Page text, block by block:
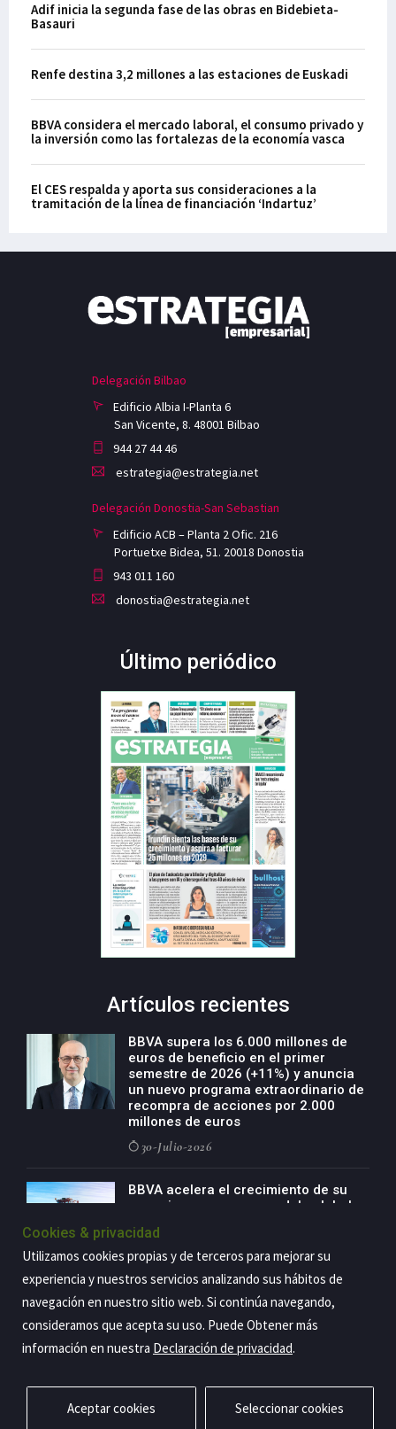
Adif inicia la segunda fase de las obras en Bidebieta-
Basauri
Renfe destina 3,2 millones a las estaciones de Euskadi
BBVA considera el mercado laboral, el consumo privado y
la inversión como las fortalezas de la economía vasca
El CES respalda y aporta sus consideraciones a la
tramitación de la línea de financiación ‘Indartuz’
Delegación Bilbao
Edificio Albia I-Planta 6
San Vicente, 8. 48001 Bilbao
944 27 44 46
estrategia@estrategia.net
Delegación Donostia-San Sebastian
Edificio ACB – Planta 2 Ofic. 216
Portuetxe Bidea, 51. 20018 Donostia
943 011 160
donostia@estrategia.net
Último periódico
Artículos recientes
BBVA supera los 6.000 millones de
euros de beneficio en el primer
semestre de 2026 (+11%) y anuncia
un nuevo programa extraordinario de
recompra de acciones por 2.000
millones de euros
30-Julio-2026
BBVA acelera el crecimiento de su
negocio agro con un modelo global
países
29-Julio-2026
Copyright@2026 Estrategia Empresarial
Cookies & privacidad
Utilizamos cookies propias y de terceros para mejorar su
experiencia y nuestros servicios analizando sus hábitos de
navegación en nuestro sitio web. Si continúa navegando,
consideramos que acepta su uso. Puede Obtener más
información en nuestra Declaración de privacidad.
Aceptar cookies Seleccionar cookies